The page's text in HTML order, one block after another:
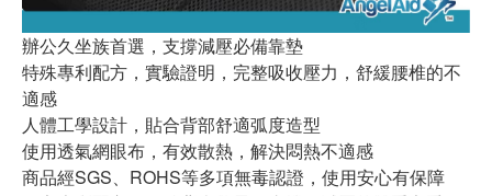
辦公久坐族首選，支撐減壓必備靠墊
特殊專利配方，實驗證明，完整吸收壓力，舒緩腰椎的不
適感
人體工學設計，貼合背部舒適弧度造型
使用透氣網眼布，有效散熱，解決悶熱不適感
商品經SGS、ROHS等多項無毒認證，使用安心有保障